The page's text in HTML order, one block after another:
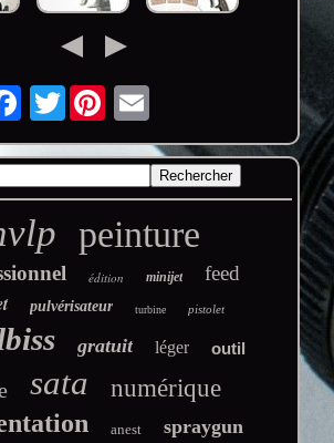
Twitter
peinture
édition minijet feed
pulvérisateur turbine pistolet
gratuit léger outil
sata numérique
anest spraygun